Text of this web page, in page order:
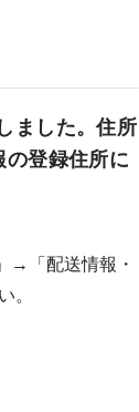
ました。住所
の登録住所に
→「配送情報・
。